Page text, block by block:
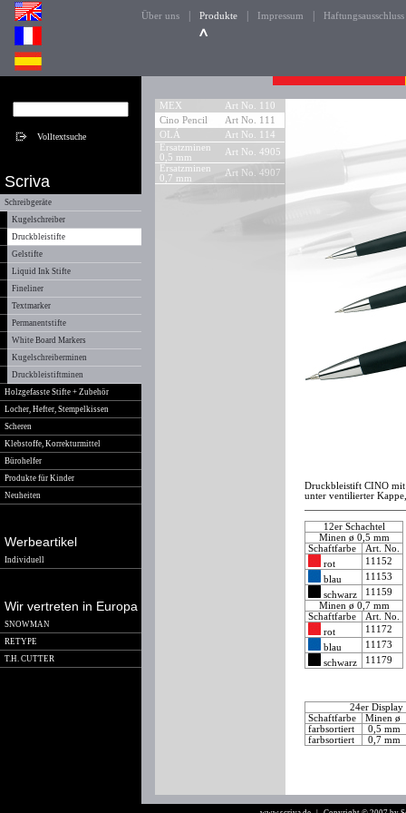
Über uns Produkte Impressum Haftungsausschluss
Scriva
Schreibgeräte
Kugelschreiber
Druckbleistifte
Gelstifte
Liquid Ink Stifte
Fineliner
Textmarker
Permanentstifte
White Board Markers
Kugelschreiberminen
Druckbleistiftminen
Holzgefasste Stifte + Zubehör
Locher, Hefter, Stempelkissen
Scheren
Klebstoffe, Korrekturmittel
Bürohelfer
Produkte für Kinder
Neuheiten
Werbeartikel
Individuell
Wir vertreten in Europa
SNOWMAN
RETYPE
T.H. CUTTER
MEX
Art No. 110
Cino Pencil
Art No. 111
OLÁ
Art No. 114
Ersatzminen
0,5 mm
Art No. 4905
Ersatzminen
0,7 mm
Art No. 4907
Druckbleistift CINO
unter ventilierter
12er Schachtel
Minen ø 0,5 mm
Schaftfarbe
Art. No.
rot
11152
blau
11153
schwarz
11159
Minen ø 0,7 mm
Schaftfarbe
Art. No.
rot
11172
blau
11173
schwarz
11179
24er Display
Schaftfarbe
Minen ø
farbsortiert
0,5 mm
farbsortiert
0,7 mm